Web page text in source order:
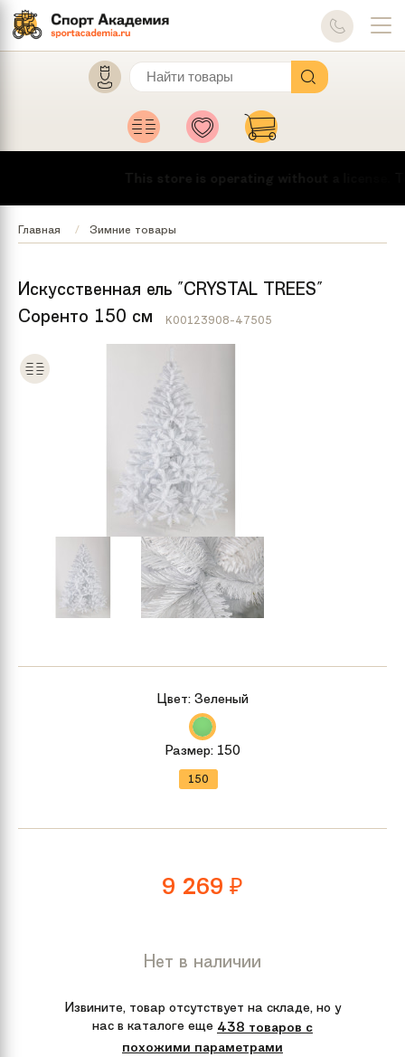
This store is operating without a license.
Главная Зимние товары
Искусственная ель "CRYSTAL TREES"
Соренто 150 см
K00123908-47505
9 269 ₽
Нет в наличии
Извините, товар отсутствует на складе, но у
нас в каталоге еще 438 товаров с
похожими параметрами
Цвет: Зеленый
Размер: 150
150